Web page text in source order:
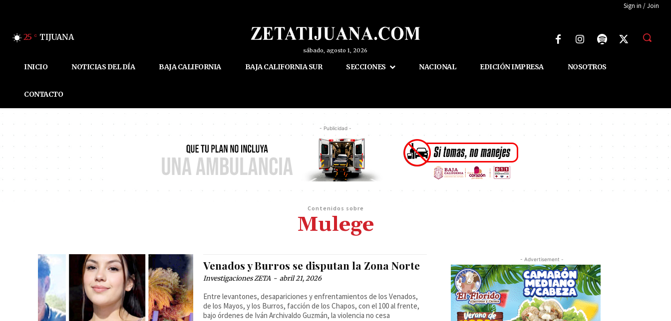
Sign in / Join
25 C TIJUANA
sábado, agosto 1, 2026
INICIO NOTICIAS DEL DÍA BAJA CALIFORNIA BAJA CALIFORNIA SUR SECCIONES NACIONAL EDICIÓN IMPRESA NOSOTROS
CONTACTO
- Publicidad -
Contenidos sobre
Mulege
Venados y Burros se disputan la Zona Norte
Investigaciones ZETA - abril 21, 2026
Entre levantones, desapariciones y enfrentamientos de los Venados,
de los Mayos, y los Burros, facción de los Chapos, con el 100 al frente,
bajo órdenes de Iván Archivaldo Guzmán, la violencia no cesa
- Advertisement -